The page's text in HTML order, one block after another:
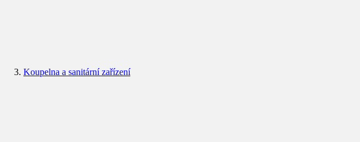
Koupelna a sanitární zařízení